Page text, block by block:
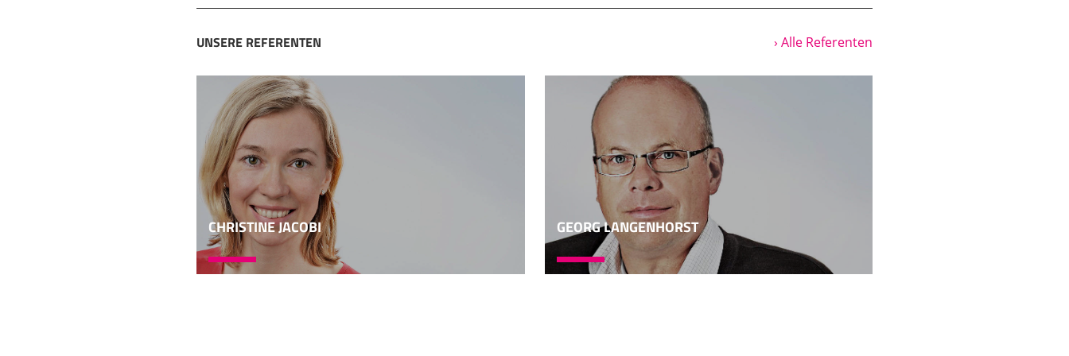
Jüdinnen und Juden und Nichtjüdinnen und Nichtjuden, dass die das eigentliche Israel seien und nur die.
Israel verspielt. Damit wird eine Kontinuität postuliert zwischen Israel, wie wir es aus dem
06:08
christlichen Alten Testament kennen, und der Kirche. Und wir haben ja auch noch Kirchenlieder, die so
tönen, als wären wir das auserwählte Volk Israel. Das hat sich auch verdichtet in politischen
Überzeugungen. So gab es europäische Auswanderer in die USA, die waren überzeugt, das Gottesvolk
Israel zu sein und in das neue gelobte Land aufzubrechen. Und die waren überzeugt, dass die dort
lebenden indigenen Völker so etwas wie die Kananäer des Alten Testaments seien, die man Gott gewollt
vertreiben musste. Oder in Wales, wo ich lange gelebt habe, da gab es christliche Strömungen, die sich
auch als Volk Israel verstanden haben. Und dann kann man heute
07:00
mit dem Auto durch Ortschaften fahren, die heißen Shiloh oder Bethel oder Karmel oder sogar
UNSERE REFERENTEN › Alle Referenten
CHRISTINE JACOBI GEORG LANGENHORST